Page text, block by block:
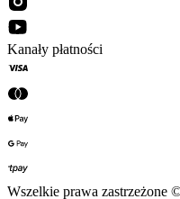
Kanały płatności
Wszelkie prawa zastrzeżone